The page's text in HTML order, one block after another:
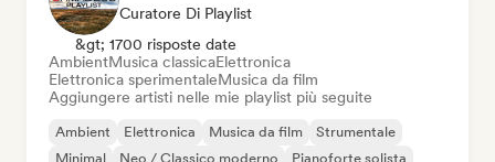
Curatore Di Playlist
&gt; 1700 risposte date
AmbientMusica classicaElettronica
Elettronica sperimentaleMusica da film
Aggiungere artisti nelle mie playlist più seguite
Ambient Elettronica Musica da film
Strumentale
Minimal
Neo / Classico moderno
Pianoforte solista